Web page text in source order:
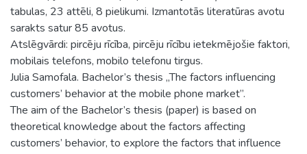
tabulas, 23 attēli, 8 pielikumi. Izmantotās literatūras avotu
sarakts satur 85 avotus.
Atslēgvārdi: pircēju rīcība, pircēju rīcību ietekmējošie faktori,
mobilais telefons, mobilo telefonu tirgus.
Julia Samofala. Bachelor’s thesis „The factors influencing
customers’ behavior at the mobile phone market”.
The aim of the Bachelor’s thesis (paper) is based on
theoretical knowledge about the factors affecting
customers’ behavior, to explore the factors that influence